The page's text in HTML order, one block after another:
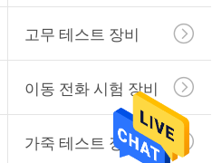
고무 테스트 장비
이동 전화 시험 장비
가죽 테스트 장비